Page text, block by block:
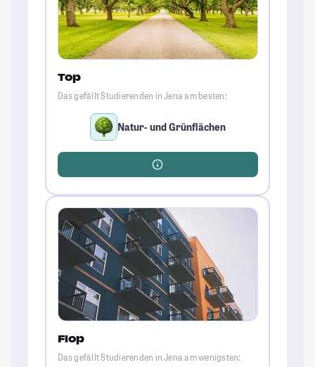
Top
Das gefällt Studierenden in Jena am besten:
Natur- und Grünflächen
Flop
Das gefällt Studierenden in Jena am wenigsten: